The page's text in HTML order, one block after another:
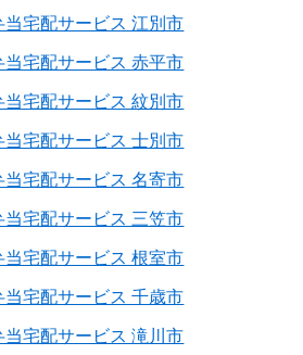
宅配サービス 江別市
宅配サービス 赤平市
宅配サービス 紋別市
宅配サービス 士別市
宅配サービス 名寄市
宅配サービス 三笠市
宅配サービス 根室市
宅配サービス 千歳市
宅配サービス 滝川市